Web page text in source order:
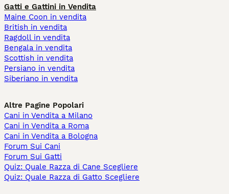
Gatti e Gattini in Vendita
Maine Coon in vendita
British in vendita
Ragdoll in vendita
Bengala in vendita
Scottish in vendita
Persiano in vendita
Siberiano in vendita
Altre Pagine Popolari
Cani in Vendita a Milano
Cani in Vendita a Roma
Cani in Vendita a Bologna
Forum Sui Cani
Forum Sui Gatti
Quiz: Quale Razza di Cane Scegliere
Quiz: Quale Razza di Gatto Scegliere